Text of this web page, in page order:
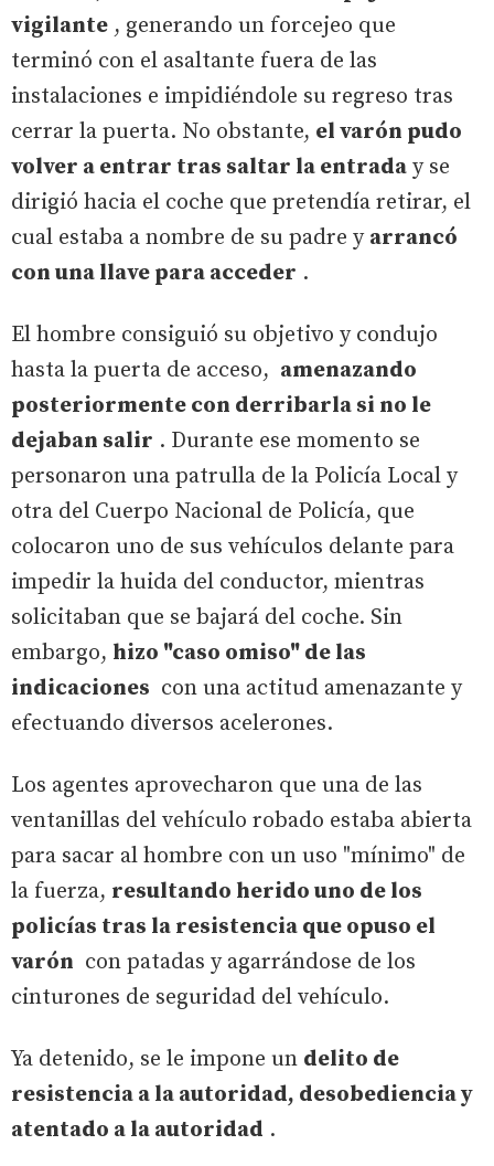
vigilante , generando un forcejeo que
terminó con el asaltante fuera de las
instalaciones e impidiéndole su regreso tras
cerrar la puerta. No obstante, el varón pudo
volver a entrar tras saltar la entrada y se
dirigió hacia el coche que pretendía retirar, el
cual estaba a nombre de su padre y arrancó
con una llave para acceder .
El hombre consiguió su objetivo y condujo
hasta la puerta de acceso, amenazando
posteriormente con derribarla si no le
dejaban salir . Durante ese momento se
personaron una patrulla de la Policía Local y
otra del Cuerpo Nacional de Policía, que
colocaron uno de sus vehículos delante para
impedir la huida del conductor, mientras
solicitaban que se bajará del coche. Sin
embargo, hizo "caso omiso" de las
indicaciones con una actitud amenazante y
efectuando diversos acelerones.
Los agentes aprovecharon que una de las
ventanillas del vehículo robado estaba abierta
para sacar al hombre con un uso "mínimo" de
la fuerza, resultando herido uno de los
policías tras la resistencia que opuso el
varón con patadas y agarrándose de los
cinturones de seguridad del vehículo.
Ya detenido, se le impone un delito de
resistencia a la autoridad, desobediencia y
atentado a la autoridad .